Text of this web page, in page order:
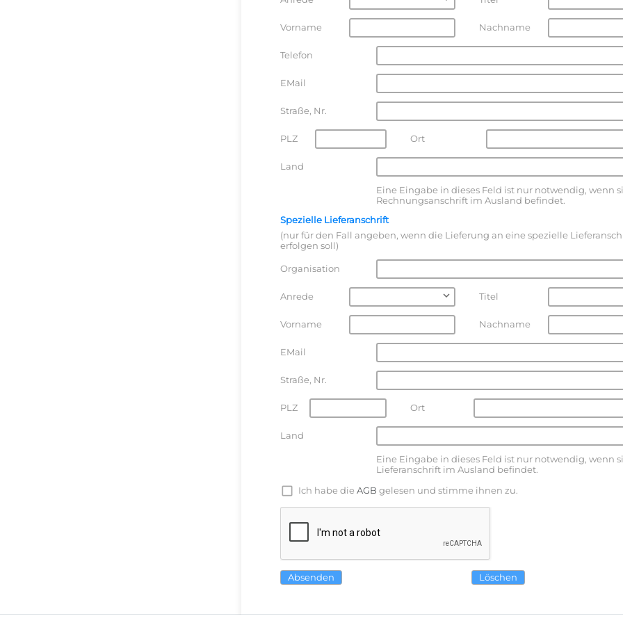
Vorname Nachname
Telefon
EMail
Straße, Nr.
PLZ Ort
Land
Eine Eingabe in dieses Feld ist nur notwendig, wenn
Rechnungsanschrift im Ausland befindet.
Spezielle Lieferanschrift
(nur für den Fall angeben, wenn die Lieferung an eine spezielle
erfolgen soll)
Organisation
Anrede Titel
Vorname Nachname
EMail
Straße, Nr.
PLZ Ort
Land
Eine Eingabe in dieses Feld ist nur notwendig, wenn
Lieferanschrift im Ausland befindet.
Ich habe die AGB gelesen und stimme ihnen zu.
Absenden Löschen